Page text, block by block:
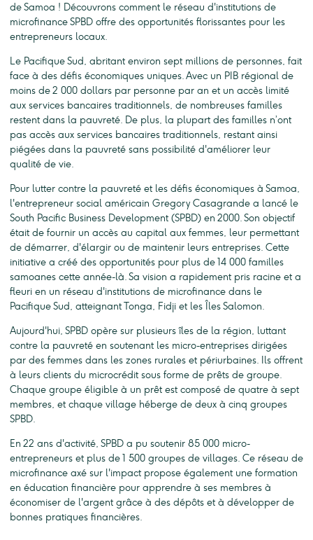
de Samoa ! Découvrons comment le réseau d'institutions de
microfinance SPBD offre des opportunités florissantes pour les
entrepreneurs locaux.
Le Pacifique Sud, abritant environ sept millions de personnes, fait
face à des défis économiques uniques. Avec un PIB régional de
moins de 2 000 dollars par personne par an et un accès limité
aux services bancaires traditionnels, de nombreuses familles
restent dans la pauvreté. De plus, la plupart des familles n’ont
pas accès aux services bancaires traditionnels, restant ainsi
piégées dans la pauvreté sans possibilité d'améliorer leur
qualité de vie.
Pour lutter contre la pauvreté et les défis économiques à Samoa,
l'entrepreneur social américain Gregory Casagrande a lancé le
South Pacific Business Development (SPBD) en 2000. Son objectif
était de fournir un accès au capital aux femmes, leur permettant
de démarrer, d'élargir ou de maintenir leurs entreprises. Cette
initiative a créé des opportunités pour plus de 14 000 familles
samoanes cette année-là. Sa vision a rapidement pris racine et a
fleuri en un réseau d'institutions de microfinance dans le
Pacifique Sud, atteignant Tonga, Fidji et les Îles Salomon.
Aujourd'hui, SPBD opère sur plusieurs îles de la région, luttant
contre la pauvreté en soutenant les micro-entreprises dirigées
par des femmes dans les zones rurales et périurbaines. Ils offrent
à leurs clients du microcrédit sous forme de prêts de groupe.
Chaque groupe éligible à un prêt est composé de quatre à sept
membres, et chaque village héberge de deux à cinq groupes
SPBD.
En 22 ans d'activité, SPBD a pu soutenir 85 000 micro-
entrepreneurs et plus de 1 500 groupes de villages. Ce réseau de
microfinance axé sur l'impact propose également une formation
en éducation financière pour apprendre à ses membres à
économiser de l'argent grâce à des dépôts et à développer de
bonnes pratiques financières.